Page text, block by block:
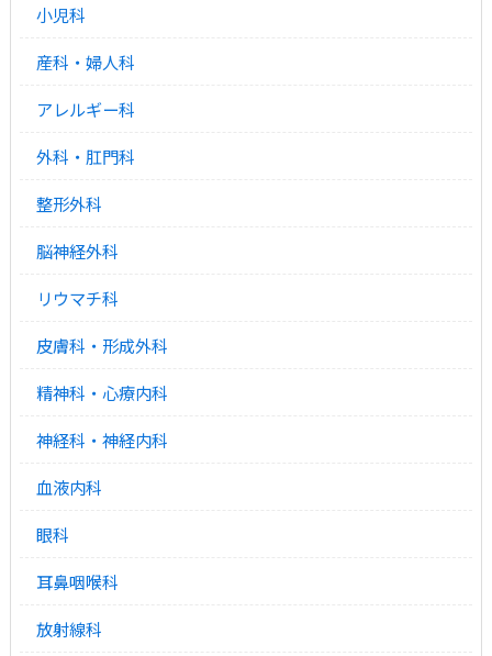
小児科
産科・婦人科
アレルギー科
外科・肛門科
整形外科
脳神経外科
リウマチ科
皮膚科・形成外科
精神科・心療内科
神経科・神経内科
血液内科
眼科
耳鼻咽喉科
放射線科